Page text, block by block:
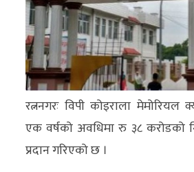
ब्लग
खेलकुद
रोचक
अन्य
क्लिक
रत्ननगरः विपी कोइराला मेमोरियल
एक वर्षको अवधिमा रु ३८ करोडको
प्रदान गरिएको छ ।